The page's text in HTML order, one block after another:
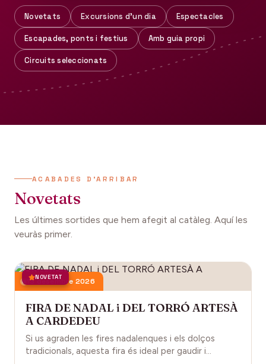
Novetats Excursions d'un dia Espectacles
Escapades, ponts i festius Amb guia propi
Circuits seleccionats
ACABADES D'ARRIBAR
Novetats
Les últimes sortides que hem afegit al catàleg. Aquí les
veuràs primer.
NOVETAT
13 desembre 2026
FIRA DE NADAL i DEL TORRÓ ARTESÀ
A CARDEDEU
Si us agraden les fires nadalenques i els dolços
tradicionals, aquesta fira és ideal per gaudir i